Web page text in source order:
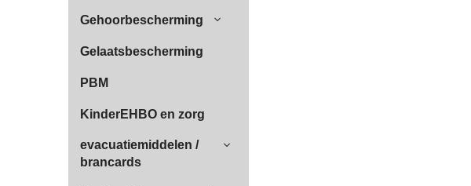
Gehoorbescherming
Gelaatsbescherming
PBM
KinderEHBO en zorg
evacuatiemiddelen /
brancards